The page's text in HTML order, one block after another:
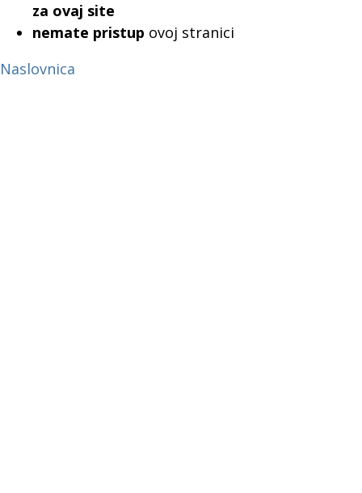
za ovaj site
nemate pristup ovoj stranici
Naslovnica